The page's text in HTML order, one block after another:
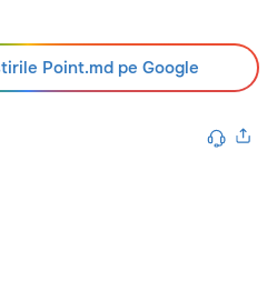
Point.md pe Google